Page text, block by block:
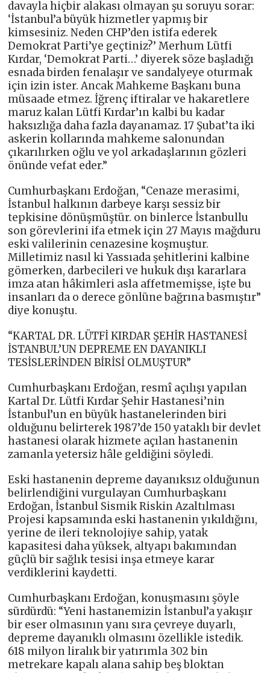
davayla hiçbir alakası olmayan şu soruyu sorar:
‘İstanbul’a büyük hizmetler yapmış bir
kimsesiniz. Neden CHP’den istifa ederek
Demokrat Parti’ye geçtiniz?’ Merhum Lütfi
Kırdar, ‘Demokrat Parti…’ diyerek söze başladığı
esnada birden fenalaşır ve sandalyeye oturmak
için izin ister. Ancak Mahkeme Başkanı buna
müsaade etmez. İğrenç iftiralar ve hakaretlere
maruz kalan Lütfi Kırdar’ın kalbi bu kadar
haksızlığa daha fazla dayanamaz. 17 Şubat’ta iki
askerin kollarında mahkeme salonundan
çıkarılırken oğlu ve yol arkadaşlarının gözleri
önünde vefat eder.”
Cumhurbaşkanı Erdoğan, “Cenaze merasimi,
İstanbul halkının darbeye karşı sessiz bir
tepkisine dönüşmüştür. on binlerce İstanbullu
son görevlerini ifa etmek için 27 Mayıs mağduru
eski valilerinin cenazesine koşmuştur.
Milletimiz nasıl ki Yassıada şehitlerini kalbine
gömerken, darbecileri ve hukuk dışı kararlara
imza atan hâkimleri asla affetmemişse, işte bu
insanları da o derece gönlüne bağrına basmıştır”
diye konuştu.
“KARTAL DR. LÜTFİ KIRDAR ŞEHİR HASTANESİ
İSTANBUL’UN DEPREME EN DAYANIKLI
TESİSLERİNDEN BİRİSİ OLMUŞTUR”
Cumhurbaşkanı Erdoğan, resmî açılışı yapılan
Kartal Dr. Lütfi Kırdar Şehir Hastanesi’nin
İstanbul’un en büyük hastanelerinden biri
olduğunu belirterek 1987’de 150 yataklı bir devlet
hastanesi olarak hizmete açılan hastanenin
zamanla yetersiz hâle geldiğini söyledi.
Eski hastanenin depreme dayanıksız olduğunun
belirlendiğini vurgulayan Cumhurbaşkanı
Erdoğan, İstanbul Sismik Riskin Azaltılması
Projesi kapsamında eski hastanenin yıkıldığını,
yerine de ileri teknolojiye sahip, yatak
kapasitesi daha yüksek, altyapı bakımından
güçlü bir sağlık tesisi inşa etmeye karar
verdiklerini kaydetti.
Cumhurbaşkanı Erdoğan, konuşmasını şöyle
sürdürdü: “Yeni hastanemizin İstanbul’a yakışır
bir eser olmasının yanı sıra çevreye duyarlı,
depreme dayanıklı olmasını özellikle istedik.
618 milyon liralık bir yatırımla 302 bin
metrekare kapalı alana sahip beş bloktan